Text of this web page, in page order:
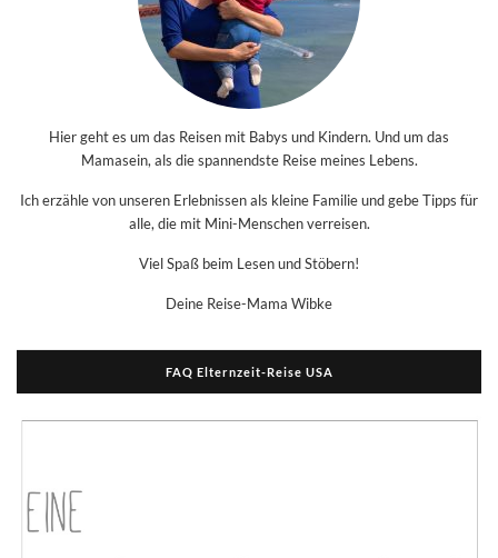
Hier geht es um das Reisen mit Babys und Kindern. Und um das
Mamasein, als die spannendste Reise meines Lebens.
Ich erzähle von unseren Erlebnissen als kleine Familie und gebe Tipps für
alle, die mit Mini-Menschen verreisen.
Viel Spaß beim Lesen und Stöbern!
Deine Reise-Mama Wibke
FAQ Elternzeit-Reise USA